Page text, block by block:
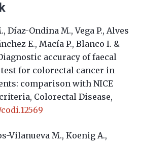
Díaz-Ondina M., Vega P., Alves
E., Macía P., Blanco I. &
accuracy of faecal
for colorectal cancer in
comparison with NICE
Colorectal Disease,
codi.12569
Vilanueva M., Koenig A.,